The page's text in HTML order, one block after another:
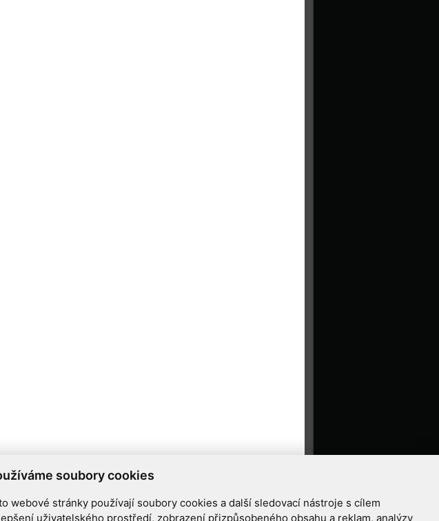
soubory cookies
webové stránky používají soubory cookies a další sledovací nástroje s cílem
uživatelského prostředí, zobrazení přizpůsobeného obsahu a reklam, analýzy